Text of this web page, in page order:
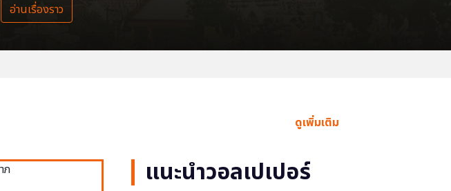
อ่านเรื่องราว
ดูเพิ่มเติม
แนะนำวอลเปเปอร์